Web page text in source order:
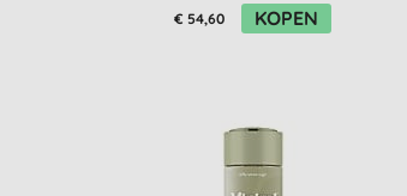
€ 54,60 KOPEN